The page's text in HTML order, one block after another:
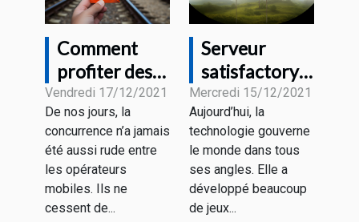
Comment
profiter des
forfaits
mobiles sans
engagement
?
Vendredi 17/12/2021
De nos jours, la
concurrence n’a jamais
été aussi rude entre
les opérateurs
mobiles. Ils ne
cessent de...
Serveur
satisfactory :
Que retenir ?
Mercredi 15/12/2021
Aujourd’hui, la
technologie gouverne
le monde dans tous
ses angles. Elle a
développé beaucoup
de jeux...